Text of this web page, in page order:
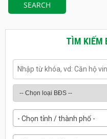
TÌM KIẾM
- Chọn tỉnh / thành phố -